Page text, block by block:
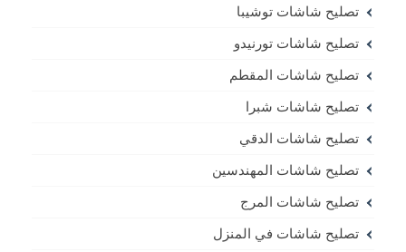
تصليح شاشات توشيبا
تصليح شاشات تورنيدو
تصليح شاشات المقطم
تصليح شاشات شبرا
تصليح شاشات الدقي
تصليح شاشات المهندسين
تصليح شاشات المرج
تصليح شاشات في المنزل